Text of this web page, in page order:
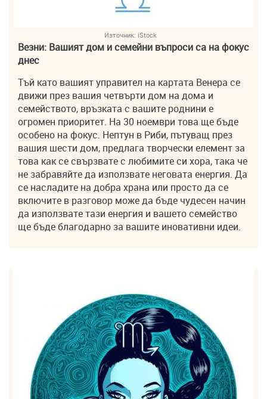
Източник: iStock
Везни: Вашият дом и семейни въпроси са на фокус
днес
Тъй като вашият управител на картата Венера се
движи през вашия четвърти дом на дома и
семейството, връзката с вашите роднини е
огромен приоритет. На 30 ноември това ще бъде
особено на фокус. Нептун в Риби, пътуващ през
вашия шести дом, предлага творчески елемент за
това как се свързвате с любимите си хора, така че
не забравяйте да използвате неговата енергия. Да
се насладите на добра храна или просто да се
включите в разговор може да бъде чудесен начин
да използвате тази енергия и вашето семейство
ще бъде благодарно за вашите иновативни идеи.